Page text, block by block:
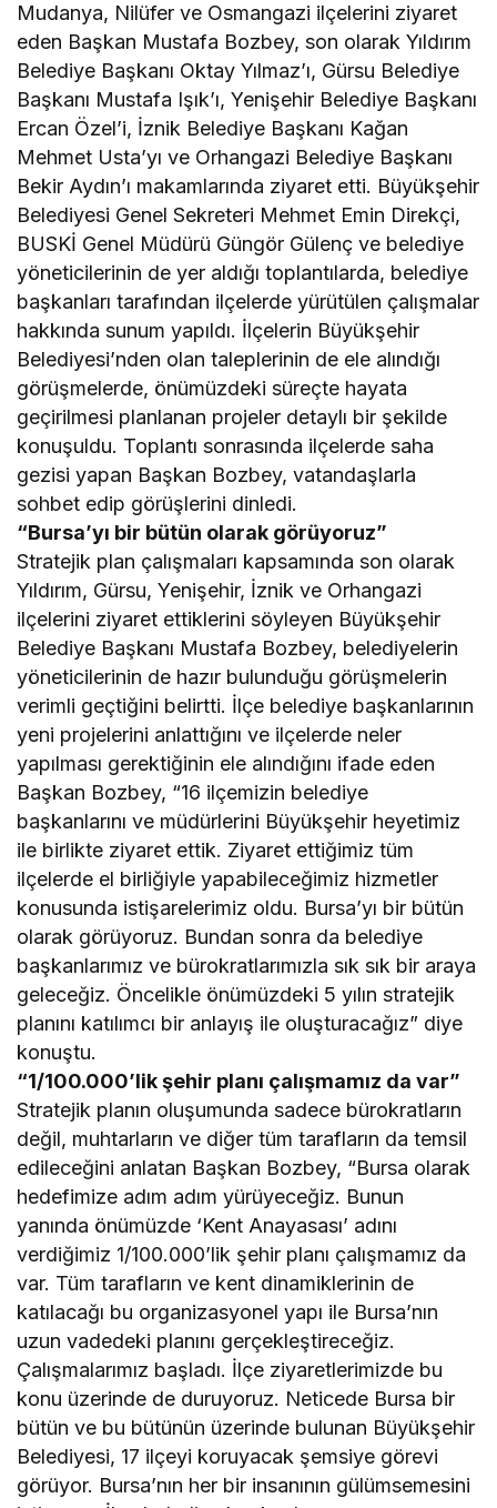
Mudanya, Nilüfer ve Osmangazi ilçelerini ziyaret
eden Başkan Mustafa Bozbey, son olarak Yıldırım
Belediye Başkanı Oktay Yılmaz’ı, Gürsu Belediye
Başkanı Mustafa Işık’ı, Yenişehir Belediye Başkanı
Ercan Özel’i, İznik Belediye Başkanı Kağan
Mehmet Usta’yı ve Orhangazi Belediye Başkanı
Bekir Aydın’ı makamlarında ziyaret etti. Büyükşehir
Belediyesi Genel Sekreteri Mehmet Emin Direkçi,
BUSKİ Genel Müdürü Güngör Gülenç ve belediye
yöneticilerinin de yer aldığı toplantılarda, belediye
başkanları tarafından ilçelerde yürütülen çalışmalar
hakkında sunum yapıldı. İlçelerin Büyükşehir
Belediyesi’nden olan taleplerinin de ele alındığı
görüşmelerde, önümüzdeki süreçte hayata
geçirilmesi planlanan projeler detaylı bir şekilde
konuşuldu. Toplantı sonrasında ilçelerde saha
gezisi yapan Başkan Bozbey, vatandaşlarla
sohbet edip görüşlerini dinledi.
“Bursa’yı bir bütün olarak görüyoruz”
Stratejik plan çalışmaları kapsamında son olarak
Yıldırım, Gürsu, Yenişehir, İznik ve Orhangazi
ilçelerini ziyaret ettiklerini söyleyen Büyükşehir
Belediye Başkanı Mustafa Bozbey, belediyelerin
yöneticilerinin de hazır bulunduğu görüşmelerin
verimli geçtiğini belirtti. İlçe belediye başkanlarının
yeni projelerini anlattığını ve ilçelerde neler
yapılması gerektiğinin ele alındığını ifade eden
Başkan Bozbey, “16 ilçemizin belediye
başkanlarını ve müdürlerini Büyükşehir heyetimiz
ile birlikte ziyaret ettik. Ziyaret ettiğimiz tüm
ilçelerde el birliğiyle yapabileceğimiz hizmetler
konusunda istişarelerimiz oldu. Bursa’yı bir bütün
olarak görüyoruz. Bundan sonra da belediye
başkanlarımız ve bürokratlarımızla sık sık bir araya
geleceğiz. Öncelikle önümüzdeki 5 yılın stratejik
planını katılımcı bir anlayış ile oluşturacağız” diye
konuştu.
“1/100.000’lik şehir planı çalışmamız da var”
Stratejik planın oluşumunda sadece bürokratların
değil, muhtarların ve diğer tüm tarafların da temsil
edileceğini anlatan Başkan Bozbey, “Bursa olarak
hedefimize adım adım yürüyeceğiz. Bunun
yanında önümüzde ‘Kent Anayasası’ adını
verdiğimiz 1/100.000’lik şehir planı çalışmamız da
var. Tüm tarafların ve kent dinamiklerinin de
katılacağı bu organizasyonel yapı ile Bursa’nın
uzun vadedeki planını gerçekleştireceğiz.
Çalışmalarımız başladı. İlçe ziyaretlerimizde bu
konu üzerinde de duruyoruz. Neticede Bursa bir
bütün ve bu bütünün üzerinde bulunan Büyükşehir
Belediyesi, 17 ilçeyi koruyacak şemsiye görevi
görüyor. Bursa’nın her bir insanının gülümsemesini